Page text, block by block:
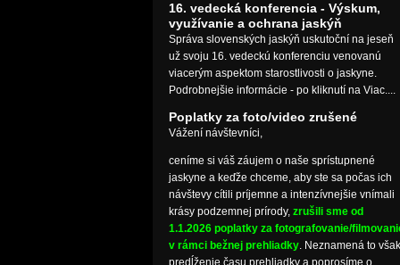
16. vedecká konferencia - Výskum,
využívanie a ochrana jaskýň
Správa slovenských jaskýň uskutoční na jeseň
už svoju 16. vedeckú konferenciu venovanú
viacerým aspektom starostlivosti o jaskyne.
Podrobnejšie informácie - po kliknutí na Viac....
Poplatky za foto/video zrušené
Vážení návštevníci,
ceníme si váš záujem o naše sprístupnené
jaskyne a keďže chceme, aby ste sa počas ich
návštevy cítili príjemne a intenzívnejšie vnímali
krásy podzemnej prírody, zrušili sme od
1.1.2026 poplatky za fotografovanie/
v rámci bežnej prehliadky. Neznamená to však